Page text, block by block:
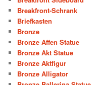
Breakfront-Schrank
Briefkasten
Bronze
Bronze Affen Statue
Bronze Akt Statue
Bronze Aktfigur
Bronze Alligator